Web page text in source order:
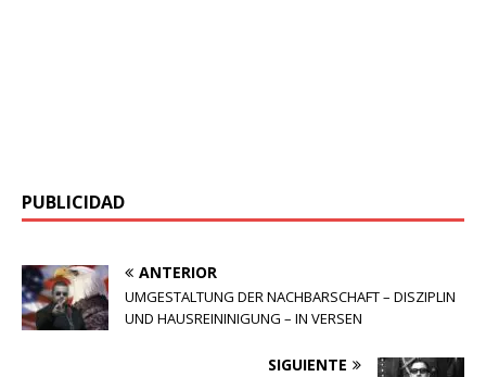
PUBLICIDAD
ANTERIOR
UMGESTALTUNG DER NACHBARSCHAFT – DISZIPLIN
UND HAUSREININIGUNG – IN VERSEN
SIGUIENTE